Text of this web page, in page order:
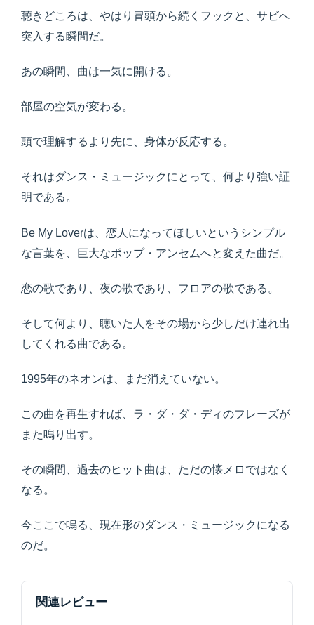
聴きどころは、やはり冒頭から続くフックと、サビへ
突入する瞬間だ。
あの瞬間、曲は一気に開ける。
部屋の空気が変わる。
頭で理解するより先に、身体が反応する。
それはダンス・ミュージックにとって、何より強い証
明である。
Be My Loverは、恋人になってほしいというシンプル
な言葉を、巨大なポップ・アンセムへと変えた曲だ。
恋の歌であり、夜の歌であり、フロアの歌である。
そして何より、聴いた人をその場から少しだけ連れ出
してくれる曲である。
1995年のネオンは、まだ消えていない。
この曲を再生すれば、ラ・ダ・ダ・ディのフレーズが
また鳴り出す。
その瞬間、過去のヒット曲は、ただの懐メロではなく
なる。
今ここで鳴る、現在形のダンス・ミュージックになる
のだ。
関連レビュー